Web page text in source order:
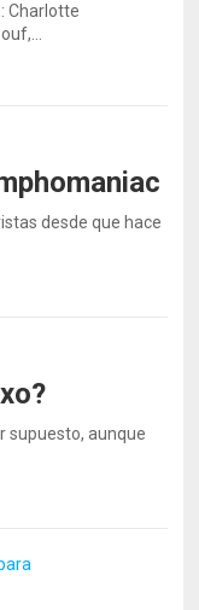
Charlotte
desde que hace
supuesto, aunque